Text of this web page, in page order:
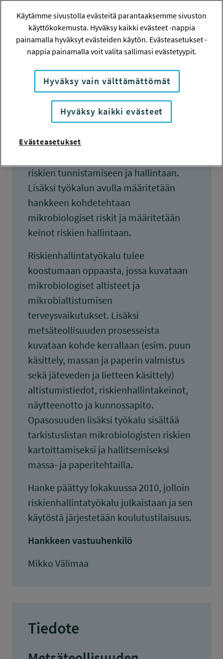
15.10.2010
Tiivistelmä
Hankkeen tavoitteena on kehittää
työkalu Suomen massa- ja
riskien tunnistamiseen ja hallintaan.
Lisäksi työkalun avulla määritetään
hankkeen kohdetehtaan
mikrobiologiset riskit ja määritetään
keinot riskien hallintaan.
Riskienhallintatyökalu tulee
koostumaan oppaasta, jossa kuvataan
mikrobiologiset altisteet ja
mikrobialtistumisen
terveysvaikutukset. Lisäksi
metsäteollisuuden prosesseista
kuvataan kohde kerrallaan (esim. puun
käsittely, massan ja paperin valmistus
sekä jäteveden ja lietteen käsittely)
altistumistiedot, riskienhallintakeinot,
näytteenotto ja kunnossapito.
Opasosuuden lisäksi työkalu sisältää
tarkistuslistan mikrobiologisten riskien
kartoittamiseksi ja hallitsemiseksi
massa- ja paperitehtailla.
Hanke päättyy lokakuussa 2010, jolloin
riskienhallintatyökalu julkaistaan ja sen
käytöstä järjestetään koulutustilaisuus.
Hankkeen vastuuhenkilö
Mikko Välimaa
Tiedote
Käytämme sivustolla evästeitä parantaaksemme sivuston
käyttökokemusta. Hyväksy kaikki evästeet -nappia
painamalla hyväksyt evästeiden käytön. Evästeasetukset -
nappia painamalla voit valita sallimasi evästetyypit.
Hyväksy vain välttämättömät
Hyväksy kaikki evästeet
Evästeasetukset